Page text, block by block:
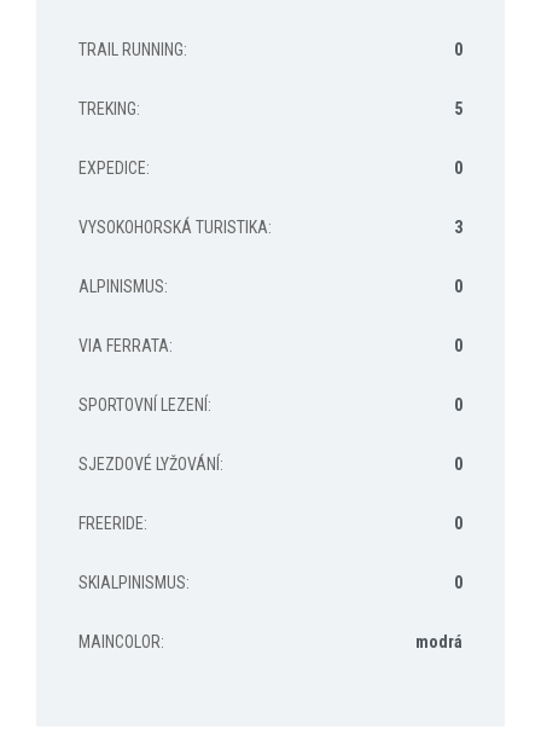
TRAIL RUNNING: 0
TREKING: 5
EXPEDICE: 0
VYSOKOHORSKÁ TURISTIKA: 3
ALPINISMUS: 0
VIA FERRATA: 0
SPORTOVNÍ LEZENÍ : 0
SJEZDOVÉ LYŽOVÁNÍ : 0
FREERIDE: 0
SKIALPINISMUS: 0
MAINCOLOR: modrá